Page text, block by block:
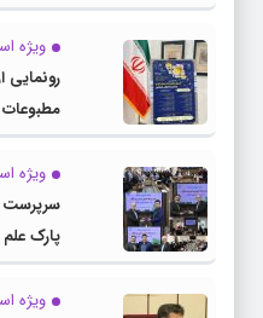
ویژه
مطبوعات
اسلامی»
ویژه
سرپرست
پارک
ویژه